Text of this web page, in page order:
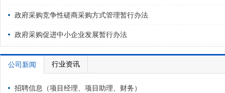
政府采购竞争性磋商采购方式管理暂行办法
政府采购促进中小企业发展暂行办法
公司新闻 行业资讯
招聘信息（项目经理、项目助理、财务）